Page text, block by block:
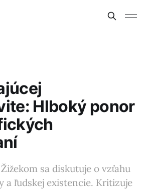
Hlboký ponor
sa diskutuje o vzťahu
a ľudskej existencie. Kritizuje